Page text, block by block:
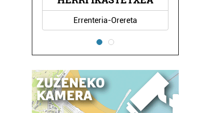
Errenteria-Orereta